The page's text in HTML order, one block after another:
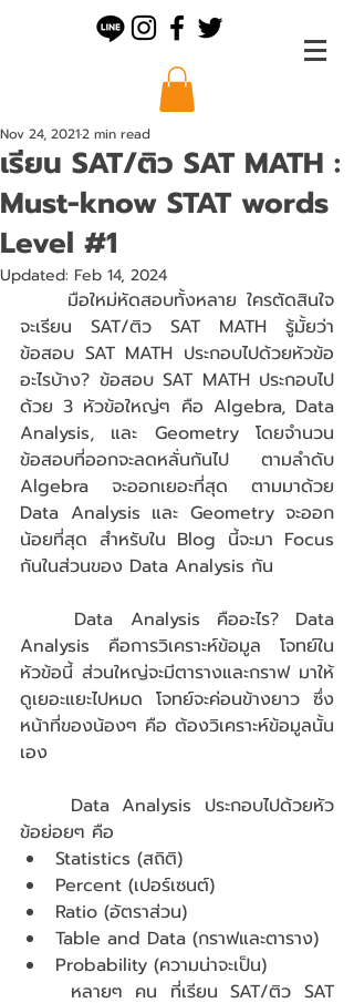
เรียน SAT/ติว SAT MATH :
Must-know STAT words
Level #1
Nov 24, 20212 min read
Updated: Feb 14, 2024
จะเรียน SAT/ติว SAT MATH รู้มั้ยว่า
ข้อสอบ SAT MATH ประกอบไปด้วยหัวข้อ
อะไรบ้าง? ข้อสอบ SAT MATH ประกอบไป
ด้วย 3 หัวข้อใหญ่ๆ คือ Algebra, Data
Analysis, และ Geometry โดยจำนวน
ข้อสอบที่ออกจะลดหลั่นกันไป ตามลำดับ
Algebra จะออกเยอะที่สุด ตามมาด้วย
Data Analysis และ Geometry จะออก
น้อยที่สุด สำหรับใน Blog นี้จะมา Focus
กันในส่วนของ Data Analysis กัน
Analysis คือการวิเคราะห์ข้อมูล โจทย์ใน
หัวข้อนี้ ส่วนใหญ่จะมีตารางและกราฟ มาให้
ดูเยอะแยะไปหมด โจทย์จะค่อนข้างยาว ซึ่ง
หน้าที่ของน้องๆ คือ ต้องวิเคราะห์ข้อมูลนั้น
เอง
ข้อย่อยๆ คือ
Statistics (สถิติ)
Percent (เปอร์เซนต์)
Ratio (อัตราส่วน)
Table and Data (กราฟและตาราง)
Probability (ความน่าจะเป็น)